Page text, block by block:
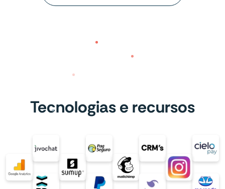
Tecnologias e recursos